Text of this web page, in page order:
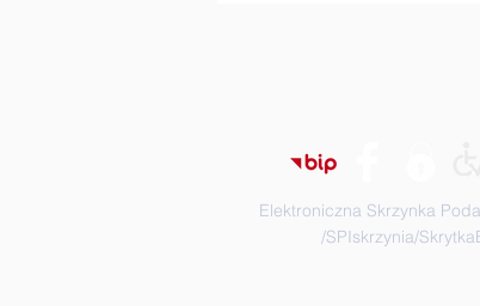
Elektroniczna Skrzynka
/SPIskrzynia/